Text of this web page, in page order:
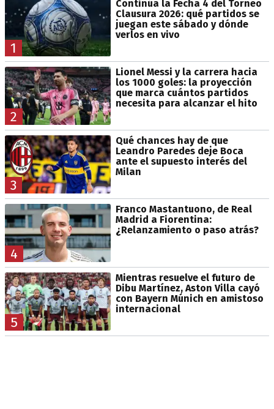
1
Continúa la Fecha 4 del Torneo
Clausura 2026: qué partidos se
juegan este sábado y dónde
verlos en vivo
2
Lionel Messi y la carrera hacia
los 1000 goles: la proyección
que marca cuántos partidos
necesita para alcanzar el hito
3
Qué chances hay de que
Leandro Paredes deje Boca
ante el supuesto interés del
Milan
4
Franco Mastantuono, de Real
Madrid a Fiorentina:
¿Relanzamiento o paso atrás?
5
Mientras resuelve el futuro de
Dibu Martínez, Aston Villa cayó
con Bayern Múnich en amistoso
internacional